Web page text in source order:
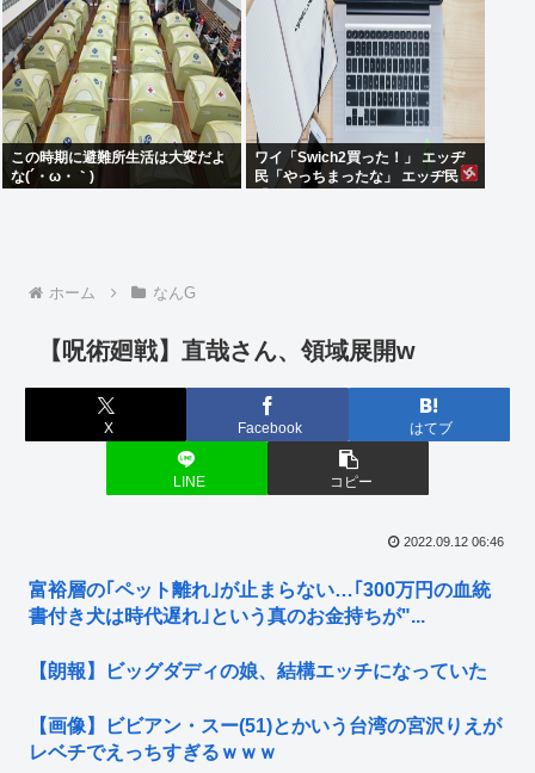
この時期に避難所生活は大変だよ
な(´・ω・｀)
ワイ「Swich2買った！」 エッヂ
民「やっちまったな」 エッヂ民
ホーム なんG
【呪術廻戦】直哉さん、領域展開w
X Facebook はてブ
LINE コピー
2022.09.12 06:46
富裕層の｢ペット離れ｣が止まらない…｢300万円の血統
書付き犬は時代遅れ｣という真のお金持ちが"...
【朗報】ビッグダディの娘、結構エッチになっていた
【画像】ビビアン・スー(51)とかいう台湾の宮沢りえが
レベチでえっちすぎるｗｗｗ